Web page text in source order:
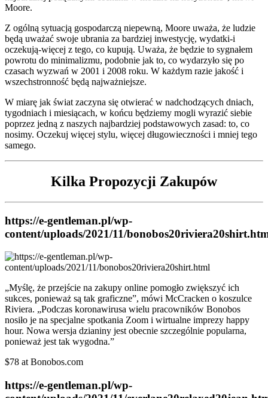
Moore.
Z ogólną sytuacją gospodarczą niepewną, Moore uważa, że ludzie
będą uważać swoje ubrania za bardziej inwestycję, wydatki-i
oczekują-więcej z tego, co kupują. Uważa, że będzie to sygnałem
powrotu do minimalizmu, podobnie jak to, co wydarzyło się po
czasach wyzwań w 2001 i 2008 roku. W każdym razie jakość i
wszechstronność będą najważniejsze.
W miarę jak świat zaczyna się otwierać w nadchodzących dniach,
tygodniach i miesiącach, w końcu będziemy mogli wyrazić siebie
poprzez jedną z naszych najbardziej podstawowych zasad: to, co
nosimy. Oczekuj więcej stylu, więcej długowieczności i mniej tego
samego.
Kilka Propozycji Zakupów
https://e-gentleman.pl/wp-
content/uploads/2021/11/
„Myślę, że przejście na zakupy online pomogło zwiększyć ich
sukces, ponieważ są tak graficzne”, mówi McCracken o koszulce
Riviera. „Podczas koronawirusa wielu pracowników Bonobos
nosiło je na specjalne spotkania Zoom i wirtualne imprezy happy
hour. Nowa wersja dzianiny jest obecnie szczególnie popularna,
ponieważ jest tak wygodna.”
$78 at Bonobos.com
https://e-gentleman.pl/wp-